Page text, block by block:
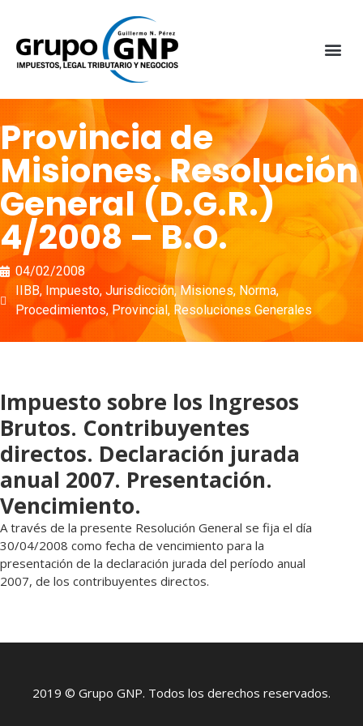
Provincia de
Misiones. Resolución
General (D.G.R.)
4/2008 – B.O.
04/02/2008
IIBB, Impuesto, Jurisdicción,Misiones, Norma,
Procedimientos,Provincial, Resoluciones Generales
Impuesto sobre los Ingresos
Brutos. Contribuyentes
directos. Declaración jurada
anual 2007. Presentación.
Vencimiento.
A través de la presente Resolución General se fija el día
30/04/2008 como fecha de vencimiento para la
presentación de la declaración jurada del período anual
2007, de los contribuyentes directos.
2019 © Grupo GNP. Todos los derechos reservados.